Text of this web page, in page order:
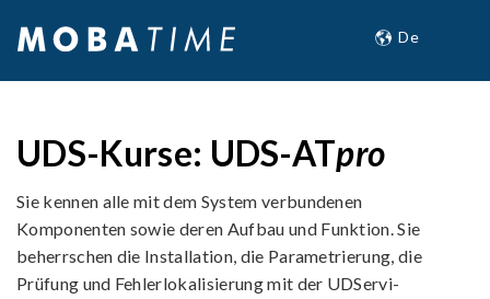
UDS-Kurse: UDS-ATpro
Sie kennen alle mit dem System verbundenen
Komponenten sowie deren Aufbau und Funktion. Sie
beherrschen die Installation, die Parametrierung, die
Prüfung und Fehlerlokalisierung mit der UDServi-